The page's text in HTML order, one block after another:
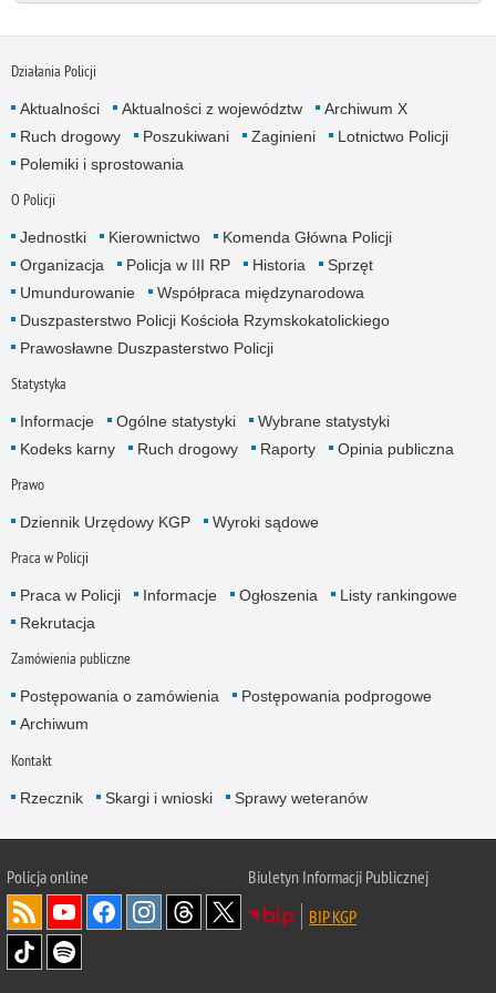
Działania Policji
Aktualności Aktualności z województw
Archiwum X
Ruch drogowy
Poszukiwani Zaginieni
Lotnictwo Policji
Polemiki i sprostowania
O Policji
Jednostki Kierownictwo
Komenda Główna Policji
Organizacja
Policja w III RP Historia
Sprzęt
Umundurowanie
Współpraca międzynarodowa
Duszpasterstwo Policji Kościoła Rzymskokatolickiego
Prawosławne Duszpasterstwo Policji
Statystyka
Informacje Ogólne statystyki
Wybrane statystyki
Kodeks karny
Ruch drogowy Raporty Opinia publiczna
Prawo
Dziennik Urzędowy KGP Wyroki sądowe
Praca w Policji
Praca w Policji Informacje Ogłoszenia
Listy rankingowe
Rekrutacja
Zamówienia publiczne
Postępowania o zamówienia
Postępowania podprogowe
Archiwum
Kontakt
Rzecznik Skargi i wnioski Sprawy weteranów
Policjaonline
Biuletyn Informacji Publicznej
BIP KGP